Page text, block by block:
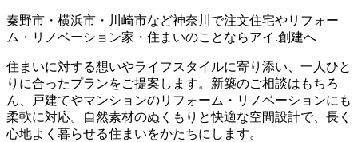
秦野市・横浜市・川崎市など神奈川で注文住宅やリフォー
ム・リノベーション家・住まいのことならアイ.創建へ
住まいに対する想いやライフスタイルに寄り添い、一人ひと
りに合ったプランをご提案します。新築のご相談はもちろ
ん、戸建てやマンションのリフォーム・リノベーションにも
柔軟に対応。自然素材のぬくもりと快適な空間設計で、長く
心地よく暮らせる住まいをかたちにします。